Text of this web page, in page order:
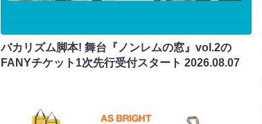
バカリズム脚本! 舞台『ノンレムの窓』vol.2の
FANYチケット1次先行受付スタート2026.08.07